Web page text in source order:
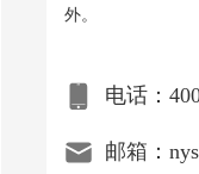
外。
电话：
邮箱：